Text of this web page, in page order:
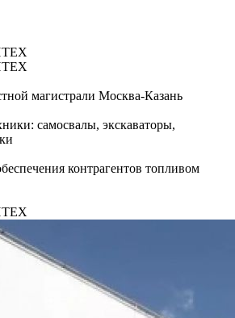
магистрали Москва-Казань
самосвалы, экскаваторы,
контрагентов топливом